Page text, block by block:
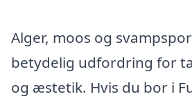
Alger, moos og
betydelig udfordring for
og æstetik. Hvis du bor i